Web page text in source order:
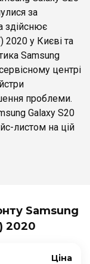
за
здійснює
2020 у Києві та
Samsung
центрі
проблеми.
Galaxy S20
листом на цій
Samsung
2020
Ціна